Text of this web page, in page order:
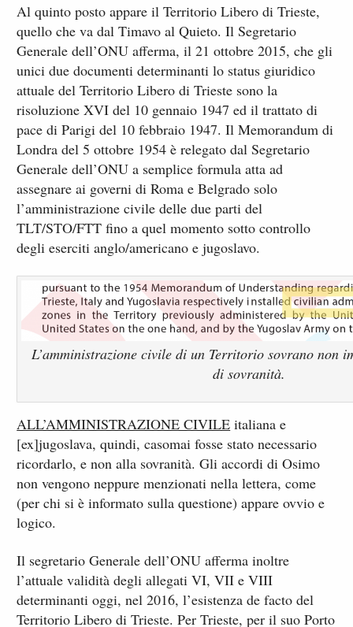
Al quinto posto appare il Territorio Libero di Trieste,
quello che va dal Timavo al Quieto. Il Segretario
Generale dell’ONU afferma, il 21 ottobre 2015, che gli
unici due documenti determinanti lo status giuridico
attuale del Territorio Libero di Trieste sono la
risoluzione XVI del 10 gennaio 1947 ed il trattato di
pace di Parigi del 10 febbraio 1947. Il Memorandum di
Londra del 5 ottobre 1954 è relegato dal Segretario
Generale dell’ONU a semplice formula atta ad
assegnare ai governi di Roma e Belgrado solo
l’amministrazione civile delle due parti del
TLT/STO/FTT fino a quel momento sotto controllo
degli eserciti anglo/americano e jugoslavo.
L’amministrazione civile di un Territorio sovrano non
di sovranità.
ALL’AMMINISTRAZIONE CIVILE italiana e
[ex]jugoslava, quindi, casomai fosse stato necessario
ricordarlo, e non alla sovranità. Gli accordi di Osimo
non vengono neppure menzionati nella lettera, come
(per chi si è informato sulla questione) appare ovvio e
logico.
Il segretario Generale dell’ONU afferma inoltre
l’attuale validità degli allegati VI, VII e VIII
determinanti oggi, nel 2016, l’esistenza de facto del
Territorio Libero di Trieste. Per Trieste, per il suo Porto